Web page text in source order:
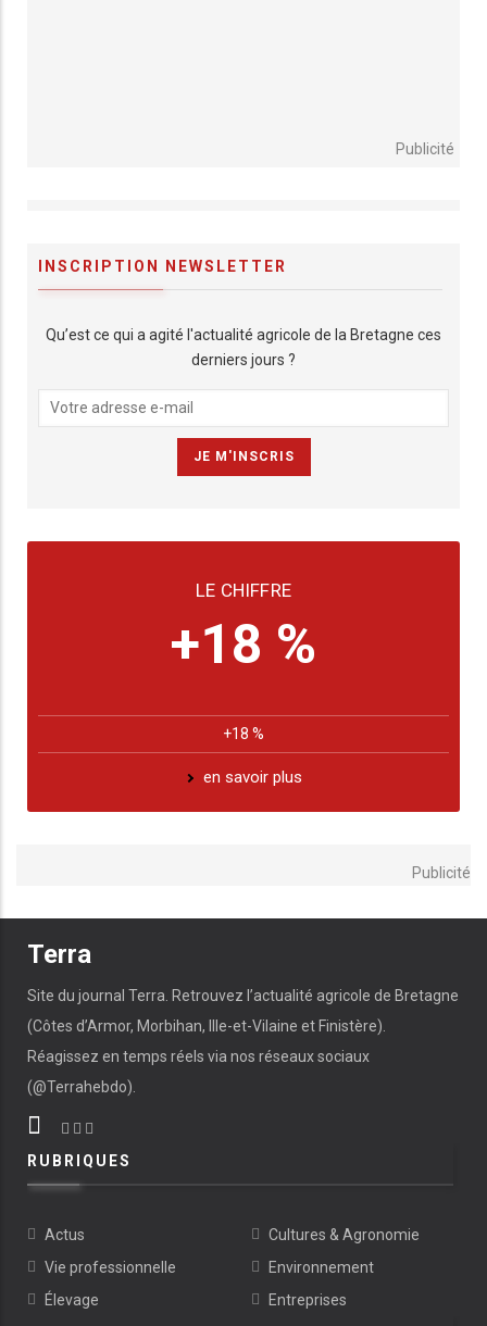
Publicité
INSCRIPTION NEWSLETTER
Qu’est ce qui a agité l'actualité agricole de la Bretagne ces
derniers jours ?
LE CHIFFRE
+18 %
+18 %
en savoir plus
Publicité
Terra
Site du journal Terra. Retrouvez l’actualité agricole de Bretagne
(Côtes d’Armor, Morbihan, Ille-et-Vilaine et Finistère).
Réagissez en temps réels via nos réseaux sociaux
(@Terrahebdo).
RUBRIQUES
Actus
Vie professionnelle
Élevage
Cultures & Agronomie
Environnement
Entreprises